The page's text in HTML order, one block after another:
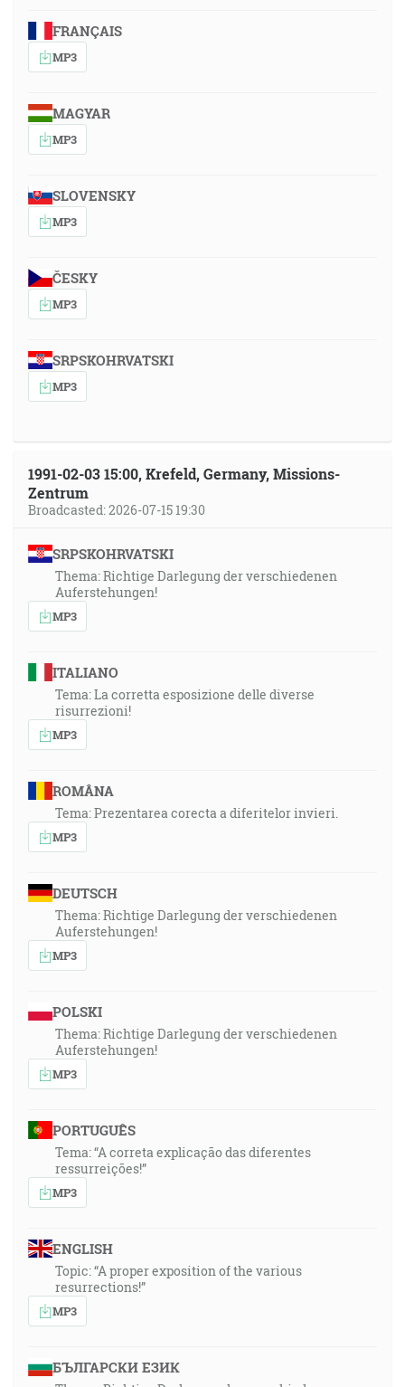
FRANÇAIS
MP3
MAGYAR
MP3
SLOVENSKY
MP3
ČESKY
MP3
SRPSKOHRVATSKI
MP3
1991-02-03 15:00, Krefeld, Germany, Missions-
Zentrum
Broadcasted: 2026-07-15 19:30
SRPSKOHRVATSKI
Thema: Richtige Darlegung der verschiedenen
Auferstehungen!
MP3
ITALIANO
Tema: La corretta esposizione delle diverse
risurrezioni!
MP3
ROMÂNA
Tema: Prezentarea corecta a diferitelor invieri.
MP3
DEUTSCH
Thema: Richtige Darlegung der verschiedenen
Auferstehungen!
MP3
POLSKI
Thema: Richtige Darlegung der verschiedenen
Auferstehungen!
MP3
PORTUGUÊS
Tema: “A correta explicação das diferentes
ressurreições!”
MP3
ENGLISH
Topic: “A proper exposition of the various
resurrections!”
MP3
БЪЛГАРСКИ ЕЗИК